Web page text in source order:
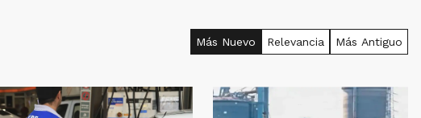
Más Nuevo Relevancia Más Antiguo